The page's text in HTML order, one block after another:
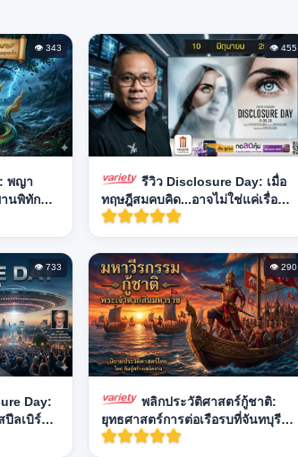
กระบวนการคิดได้อย่างดี ขอให้
รักษาความตั้งใจและพัฒนาความ
สามารถให้ก้าวไกลยิ่งขึ้น ❤️
👁 343
พญา
นพิทักษ์
👁 455
รีวิว Disclosure Day: เมื่อ
ทฤษฎีสมคบคิด...อาจไม่ใช่แค่เรื่อง
เพ้อฝัน!
👁 733
Day:
ปีลเบิร์ก
กต้องฟัง
👁 290
พลิกประวัติศาสตร์กู้ชาติ:
ยุทธศาสตร์การต่อเรือรบที่จันทบุรี
ของพระเจ้าตากสิน